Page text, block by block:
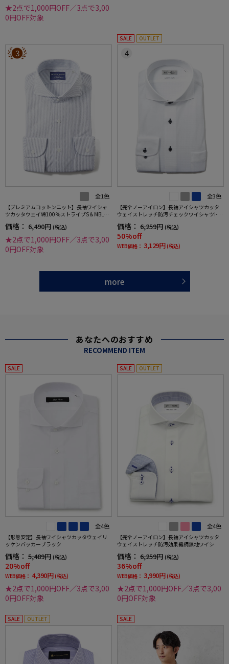
★2点で1,000円OFF／3点で3,00
0円OFF対象
3
全1色
【プレミアムコットンニット】長袖ワイシャ
ツカッタウェイ綿100％ストライプS＆MBLUE
価格： 6,490円 (税込)
★2点で1,000円OFF／3点で3,00
0円OFF対象
SALE OUTLET
4
全3色
【完全ノーアイロン】長袖アイシャツカッタ
ウェイストレッチ防汚チェックワイシャツi-sh
価格： 6,259円 (税込)
50%off
WEB価格： 3,129円 (税込)
more
あなたへのおすすめ
RECOMMEND ITEM
SALE
全4色
【形態安定】長袖ワイシャツカッタウェイリ
ッケンバッカーブラック
価格： 5,489円 (税込)
20%off
WEB価格： 4,390円 (税込)
★2点で1,000円OFF／3点で3,00
0円OFF対象
SALE OUTLET
全4色
【完全ノーアイロン】長袖アイシャツカッタ
ウェイストレッチ防汚効果織柄無地ワイシャ
価格： 6,259円 (税込)
36%off
WEB価格： 3,990円 (税込)
★2点で1,000円OFF／3点で3,00
0円OFF対象
SALE OUTLET SALE